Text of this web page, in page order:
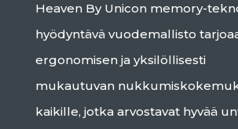
Heaven By Unicon memory-
hyödyntävä vuodemallisto
ergonomisen ja yksilöllisesti
mukautuvan
kaikille, jotka arvostavat hyvää